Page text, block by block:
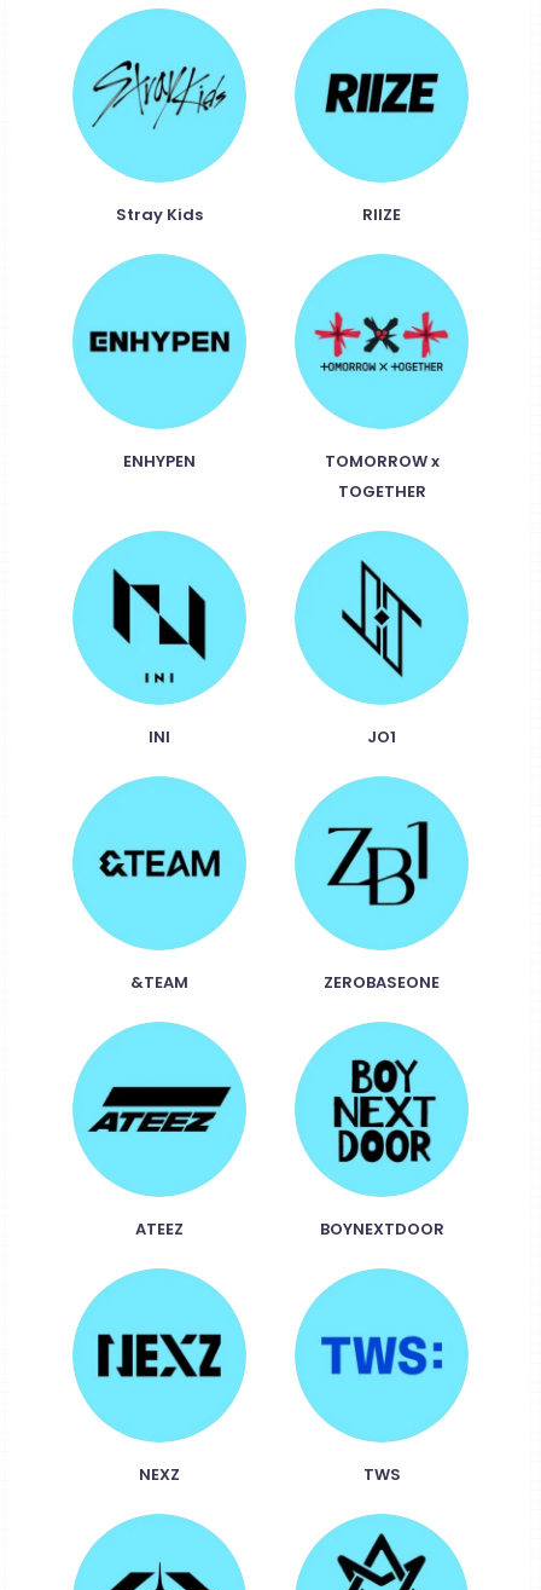
Stray Kids RIIZE
ENHYPEN
TOMORROW x
TOGETHER
INI JO1
&TEAM ZEROBASEONE
ATEEZ BOYNEXTDOOR
NEXZ TWS